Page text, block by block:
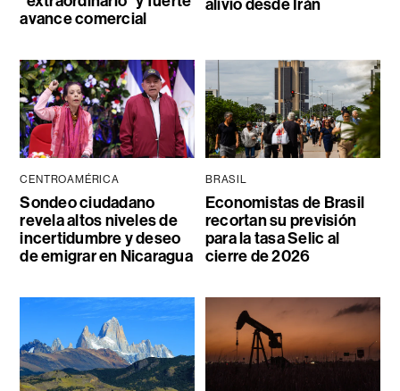
avance comercial
alivio desde Irán
CENTROAMÉRICA
Sondeo ciudadano
revela altos niveles de
incertidumbre y deseo
de emigrar en Nicaragua
BRASIL
Economistas de Brasil
recortan su previsión
para la tasa Selic al
cierre de 2026